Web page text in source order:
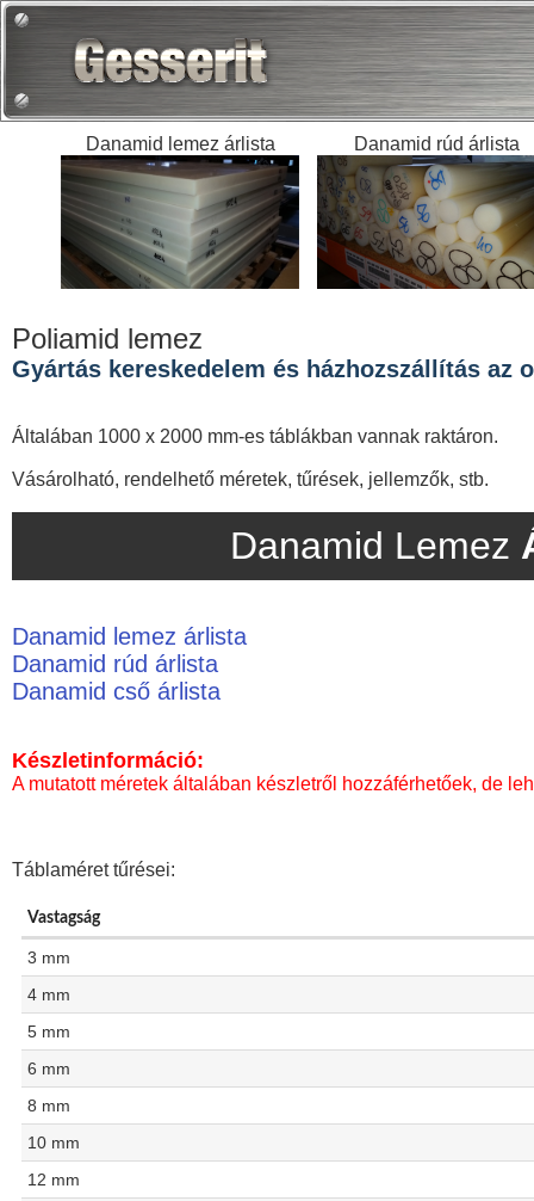
Danamid lemez árlista Danamid rúd árlista
Poliamid lemez
Gyártás kereskedelem és házhozszállítás az
Általában 1000 x 2000 mm-es táblákban vannak raktáron.
Vásárolható, rendelhető méretek, tűrések, jellemzők, stb.
Danamid Lemez
Danamid lemez árlista
Danamid rúd árlista
Danamid cső árlista
Készletinformáció:
A mutatott méretek általában készletről hozzáférhetőek, de
Táblaméret tűrései:
Vastagság
3 mm
4 mm
5 mm
6 mm
8 mm
10 mm
12 mm